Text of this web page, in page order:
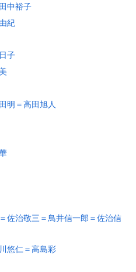
中裕子
紀
子
明＝高田旭人
佐治敬三＝鳥井信一郎＝佐治信
悠仁＝高島彩